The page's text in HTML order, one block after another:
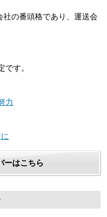
の番頭格であり、運送会
です。
力
ーはこちら